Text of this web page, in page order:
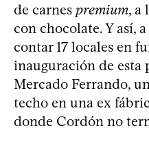
de carnes premium, a
con chocolate. Y así,
contar 17 locales en
inauguración de esta
Mercado Ferrando,
techo en una ex
donde Cordón no